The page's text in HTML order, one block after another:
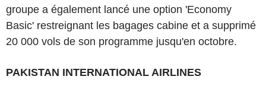
groupe a également lancé une option 'Economy
Basic' restreignant les bagages cabine et a supprimé
20 000 vols de son programme jusqu'en octobre.
PAKISTAN INTERNATIONAL AIRLINES